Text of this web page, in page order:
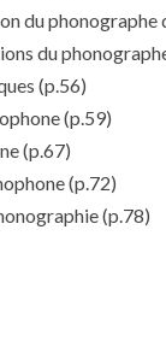
du phonographe
du
(p.56)
(p.59)
(p.67)
(p.72)
(p.78)